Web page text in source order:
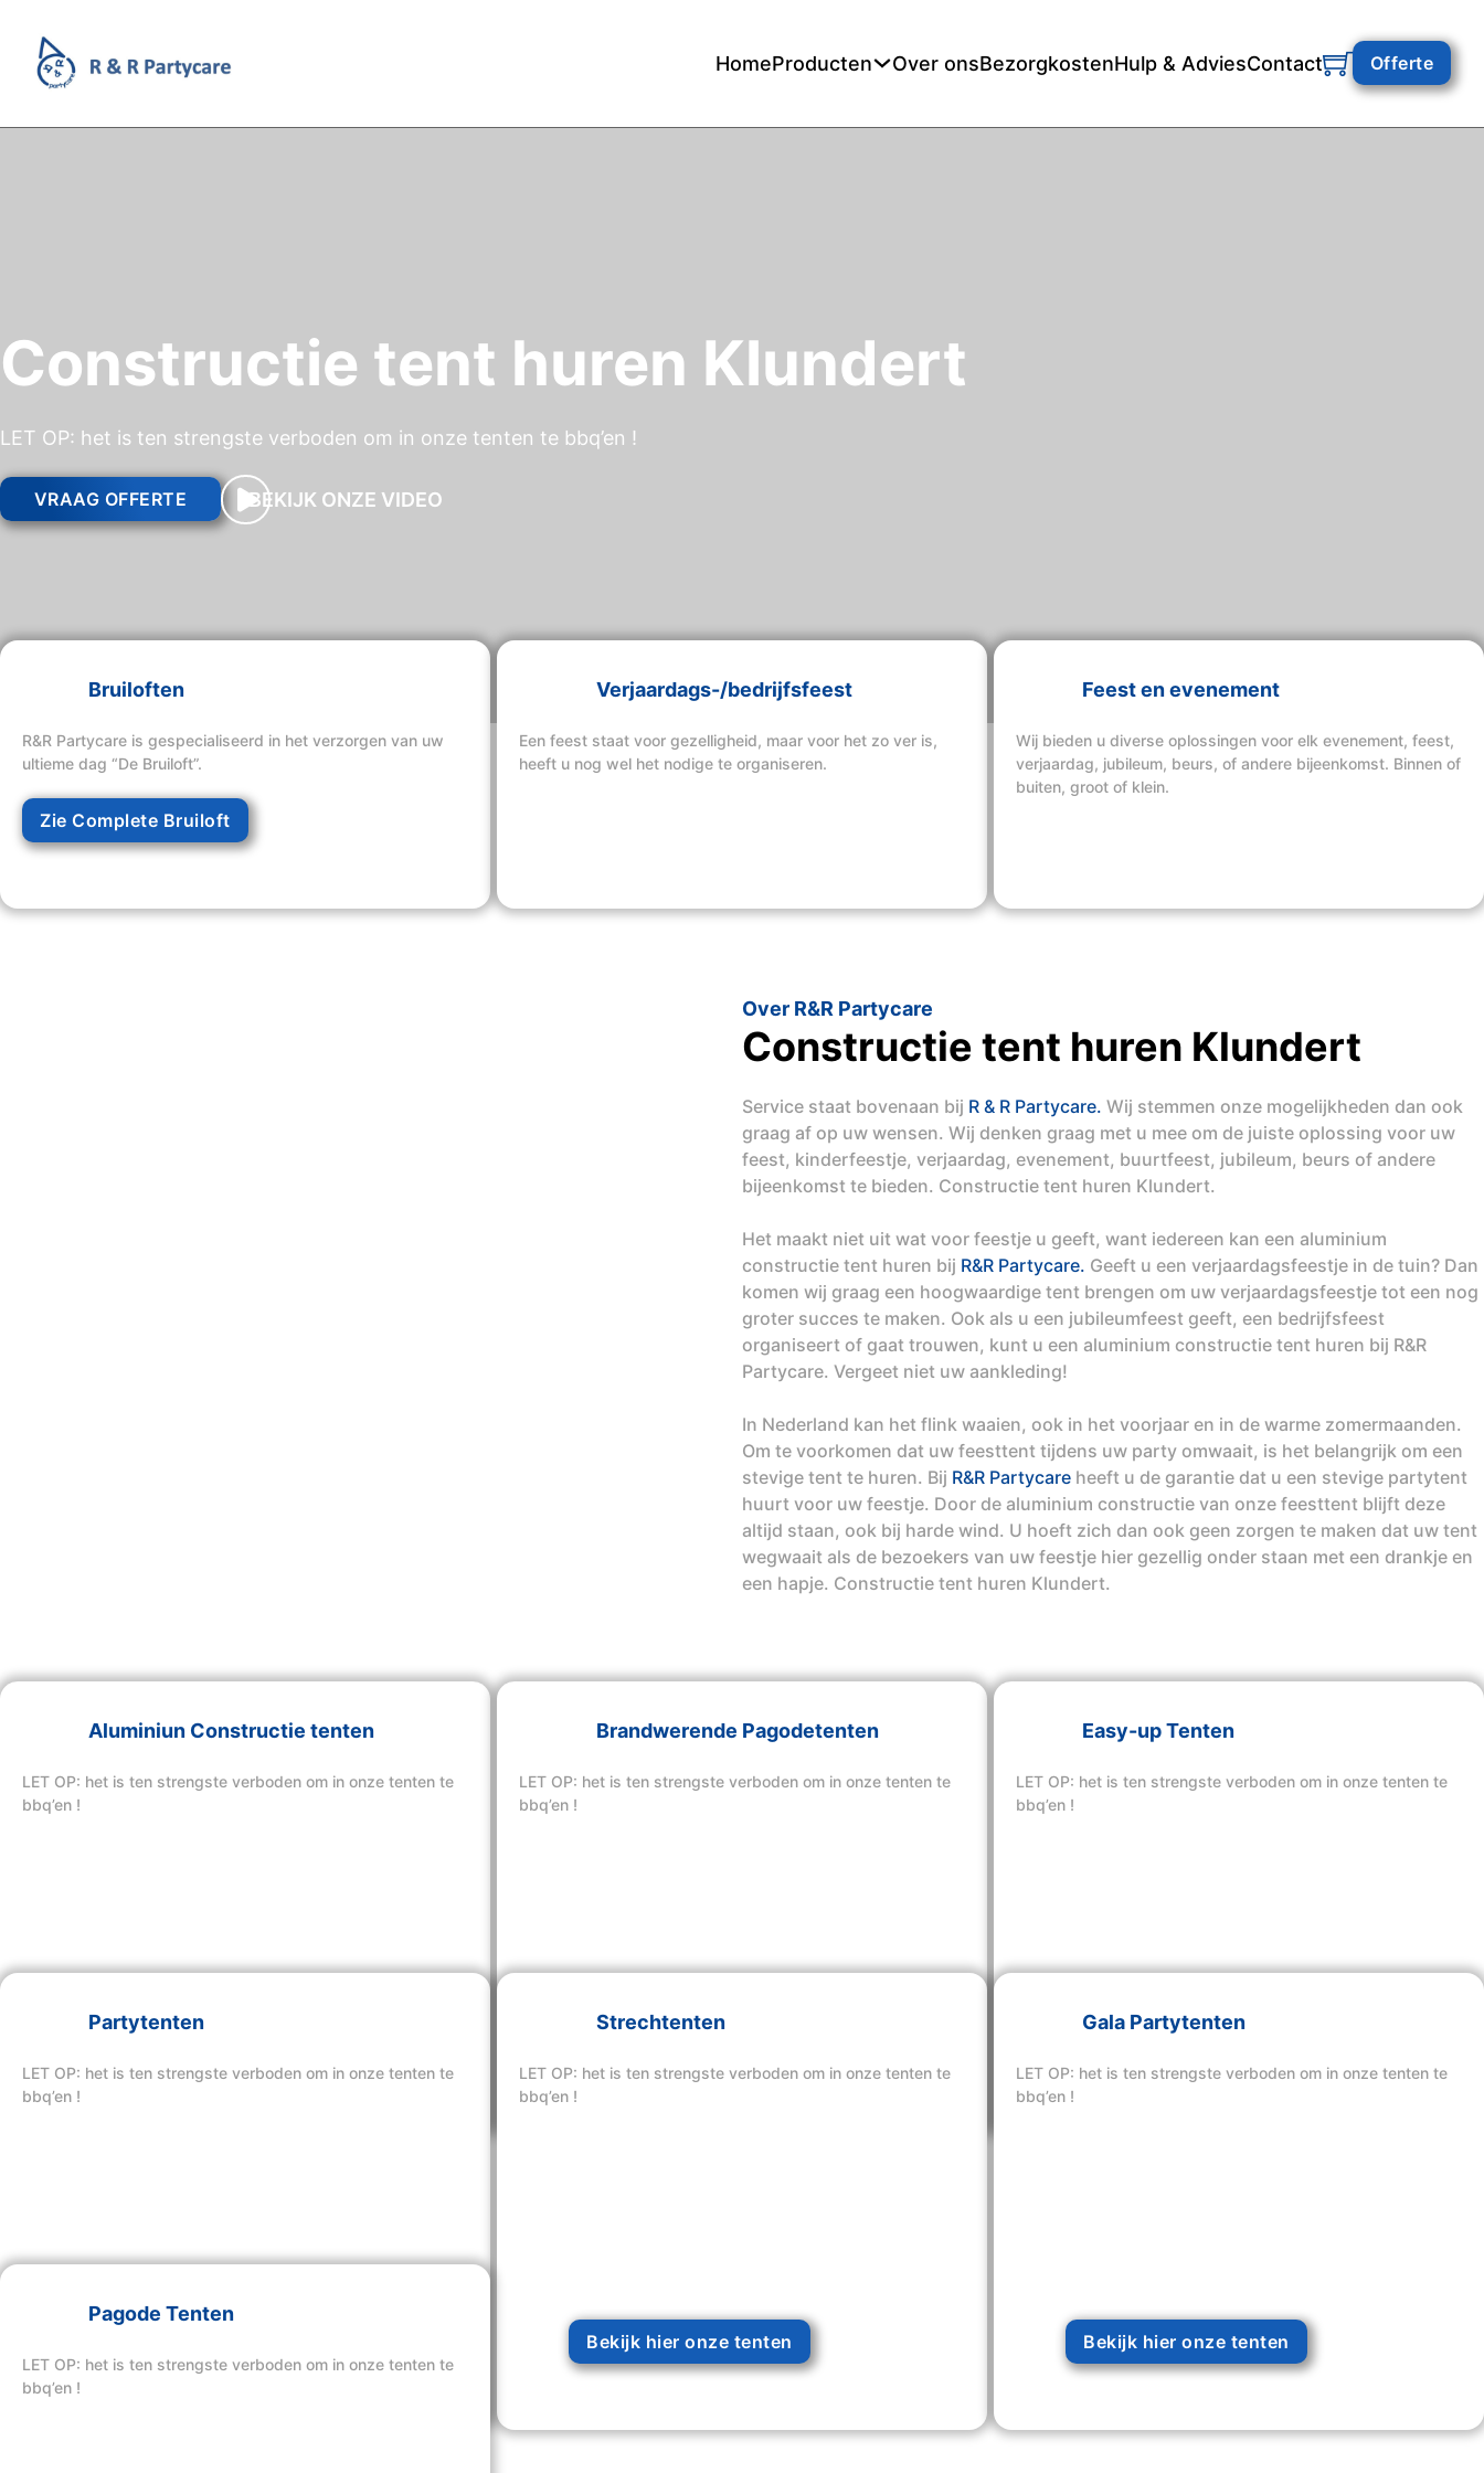
HomeProducten Over onsBezorgkostenHulp & AdviesContact Offerte
Constructie tent huren Klundert
LET OP: het is ten strengste verboden om in onze tenten te bbq’en !
VRAAG OFFERTE BEKIJK ONZE VIDEO
Bruiloften
R&R Partycare is gespecialiseerd in het verzorgen van uw
ultieme dag “De Bruiloft”.
Zie Complete Bruiloft
Verjaardags-/bedrijfsfeest
Een feest staat voor gezelligheid, maar voor het zo ver is,
heeft u nog wel het nodige te organiseren.
Feest en evenement
Wij bieden u diverse oplossingen voor elk evenement, feest,
verjaardag, jubileum, beurs, of andere bijeenkomst. Binnen of
buiten, groot of klein.
Over R&R Partycare
Constructie tent huren Klundert
Service staat bovenaan bij R & R Partycare. Wij stemmen onze mogelijkheden dan ook
graag af op uw wensen. Wij denken graag met u mee om de juiste oplossing voor uw
feest, kinderfeestje, verjaardag, evenement, buurtfeest, jubileum, beurs of andere
bijeenkomst te bieden. Constructie tent huren Klundert.
Het maakt niet uit wat voor feestje u geeft, want iedereen kan een aluminium
constructie tent huren bij R&R Partycare. Geeft u een verjaardagsfeestje in de tuin? Dan
komen wij graag een hoogwaardige tent brengen om uw verjaardagsfeestje tot een nog
groter succes te maken. Ook als u een jubileumfeest geeft, een bedrijfsfeest
organiseert of gaat trouwen, kunt u een aluminium constructie tent huren bij R&R
Partycare. Vergeet niet uw aankleding!
In Nederland kan het flink waaien, ook in het voorjaar en in de warme zomermaanden.
Om te voorkomen dat uw feesttent tijdens uw party omwaait, is het belangrijk om een
stevige tent te huren. Bij R&R Partycare heeft u de garantie dat u een stevige partytent
huurt voor uw feestje. Door de aluminium constructie van onze feesttent blijft deze
altijd staan, ook bij harde wind. U hoeft zich dan ook geen zorgen te maken dat uw tent
wegwaait als de bezoekers van uw feestje hier gezellig onder staan met een drankje en
een hapje. Constructie tent huren Klundert.
Aluminiun Constructie tenten
LET OP: het is ten strengste verboden om in onze tenten te
bbq’en !
Brandwerende Pagodetenten
LET OP: het is ten strengste verboden om in onze tenten te
bbq’en !
Easy-up Tenten
LET OP: het is ten strengste verboden om in onze tenten te
bbq’en !
Partytenten
LET OP: het is ten strengste verboden om in onze tenten te
bbq’en !
Strechtenten
LET OP: het is ten strengste verboden om in onze tenten te
bbq’en !
Bekijk hier onze tenten
Gala Partytenten
LET OP: het is ten strengste verboden om in onze tenten te
bbq’en !
Bekijk hier onze tenten
Pagode Tenten
LET OP: het is ten strengste verboden om in onze tenten te
bbq’en !